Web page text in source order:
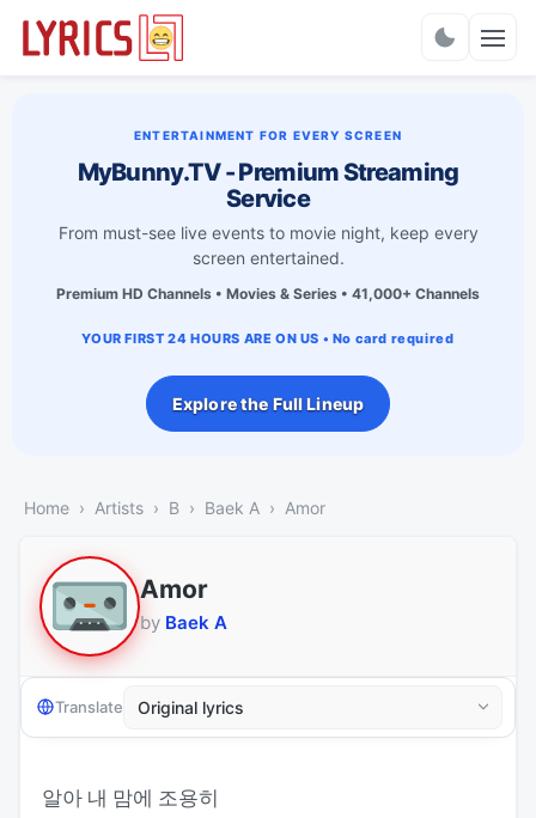
ENTERTAINMENT FOR EVERY SCREEN
MyBunny.TV - Premium Streaming
Service
From must-see live events to movie night, keep every
screen entertained.
Premium HD Channels • Movies & Series • 41,000+ Channels
YOUR FIRST 24 HOURS ARE ON US • No card required
Explore the Full Lineup
Home Artists B Baek A Amor
Amor
by Baek A
Translate
알아 내 맘에 조용히